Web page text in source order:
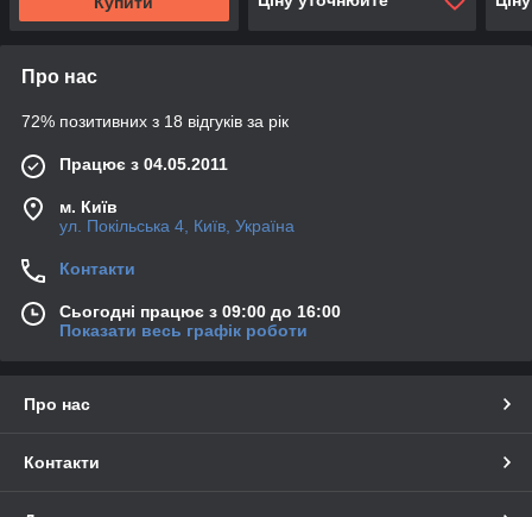
Про нас
72% позитивних з 18 відгуків за рік
Працює з 04.05.2011
м. Київ
ул. Покільська 4, Київ, Україна
Контакти
Сьогодні працює з 09:00 до 16:00
Показати весь графік роботи
Про нас
Контакти